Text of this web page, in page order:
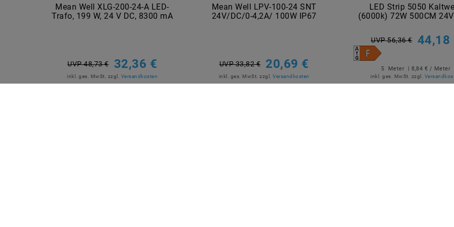
Mean Well XLG-200-24-A LED-
Trafo, 199 W, 24 V DC, 8300 mA
UVP 48,73 € 32,36 €
inkl. ges. MwSt. zzgl. Versandkosten
Mean Well LPV-100-24 SNT
24V/DC/0-4,2A/ 100W IP67
UVP 33,82 € 20,69 €
inkl. ges. MwSt. zzgl.Versandkosten
LED Strip 5050
(6000k) 72W 500CM
UVP 56,36 € 44,18
5 Meter | 8,84 € / Meter
inkl. ges. MwSt. zzgl.